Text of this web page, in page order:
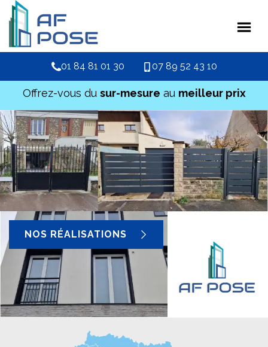
01 84 81 01 30 07 89 52 43 10
Offrez-vous du sur-mesure au meilleur prix
NOS RÉALISATIONS